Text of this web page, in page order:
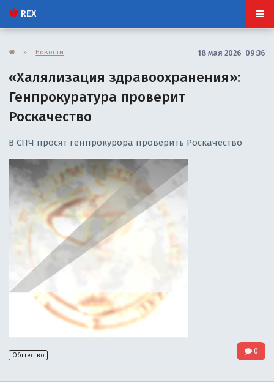
REX
» Новости 18 мая 2026 09:36
«Халялизация здравоохранения»:
Генпрокуратура проверит
Роскачество
В СПЧ просят генпрокурора проверить Роскачество
Общество 0